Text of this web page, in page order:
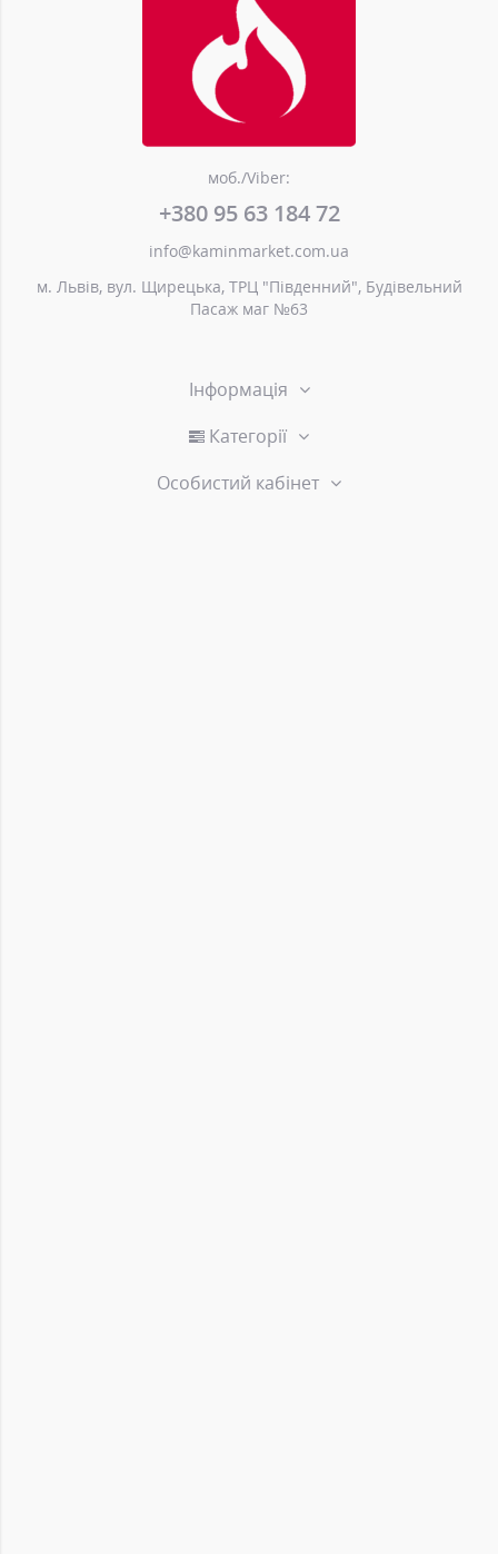
моб./Viber:
+380 95 63 184 72
info@kaminmarket.com.ua
м. Львів, вул. Щирецька, ТРЦ "Південний", Будівельний
Пасаж маг №63
Інформація
Категорії
Особистий кабінет